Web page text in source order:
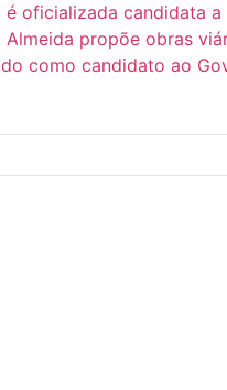
é oficializada candidata
propõe obras
como candidato ao